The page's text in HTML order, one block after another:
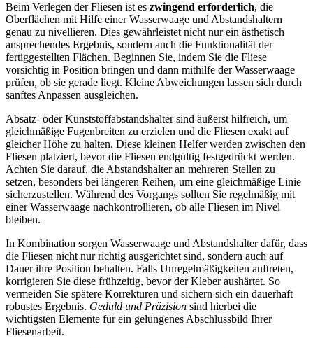
Beim Verlegen der Fliesen ist es zwingend erforderlich, die
Oberflächen mit Hilfe einer Wasserwaage und Abstandshaltern
genau zu nivellieren. Dies gewährleistet nicht nur ein ästhetisch
ansprechendes Ergebnis, sondern auch die Funktionalität der
fertiggestellten Flächen. Beginnen Sie, indem Sie die Fliese
vorsichtig in Position bringen und dann mithilfe der Wasserwaage
prüfen, ob sie gerade liegt. Kleine Abweichungen lassen sich durch
sanftes Anpassen ausgleichen.
Absatz- oder Kunststoffabstandshalter sind äußerst hilfreich, um
gleichmäßige Fugenbreiten zu erzielen und die Fliesen exakt auf
gleicher Höhe zu halten. Diese kleinen Helfer werden zwischen den
Fliesen platziert, bevor die Fliesen endgültig festgedrückt werden.
Achten Sie darauf, die Abstandshalter an mehreren Stellen zu
setzen, besonders bei längeren Reihen, um eine gleichmäßige Linie
sicherzustellen. Während des Vorgangs sollten Sie regelmäßig mit
einer Wasserwaage nachkontrollieren, ob alle Fliesen im Nivel
bleiben.
In Kombination sorgen Wasserwaage und Abstandshalter dafür, dass
die Fliesen nicht nur richtig ausgerichtet sind, sondern auch auf
Dauer ihre Position behalten. Falls Unregelmäßigkeiten auftreten,
korrigieren Sie diese frühzeitig, bevor der Kleber aushärtet. So
vermeiden Sie spätere Korrekturen und sichern sich ein dauerhaft
robustes Ergebnis. Geduld und Präzision sind hierbei die
wichtigsten Elemente für ein gelungenes Abschlussbild Ihrer
Fliesenarbeit.